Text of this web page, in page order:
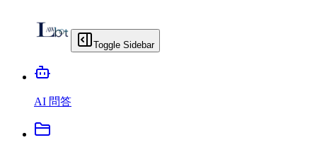
Toggle Sidebar
AI 問答